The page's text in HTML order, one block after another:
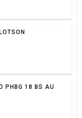
PHBG 18 BS AU